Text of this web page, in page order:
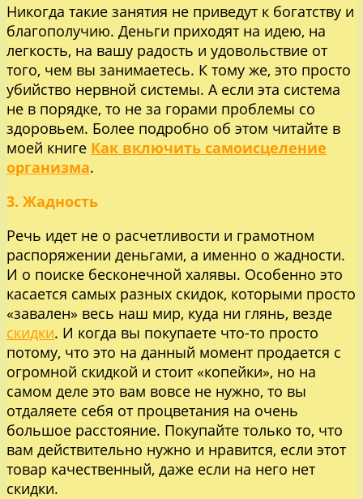
Никогда такие занятия не приведут к богатству и
благополучию. Деньги приходят на идею, на
легкость, на вашу радость и удовольствие от
того, чем вы занимаетесь. К тому же, это просто
убийство нервной системы. А если эта система
не в порядке, то не за горами проблемы со
здоровьем. Более подробно об этом читайте в
моей книге Как включить самоисцеление
организма.
3. Жадность
Речь идет не о расчетливости и грамотном
распоряжении деньгами, а именно о жадности.
И о поиске бесконечной халявы. Особенно это
касается самых разных скидок, которыми просто
«завален» весь наш мир, куда ни глянь, везде
скидки. И когда вы покупаете что-то просто
потому, что это на данный момент продается с
огромной скидкой и стоит «копейки», но на
самом деле это вам вовсе не нужно, то вы
отдаляете себя от процветания на очень
большое расстояние. Покупайте только то, что
вам действительно нужно и нравится, если этот
товар качественный, даже если на него нет
скидки.